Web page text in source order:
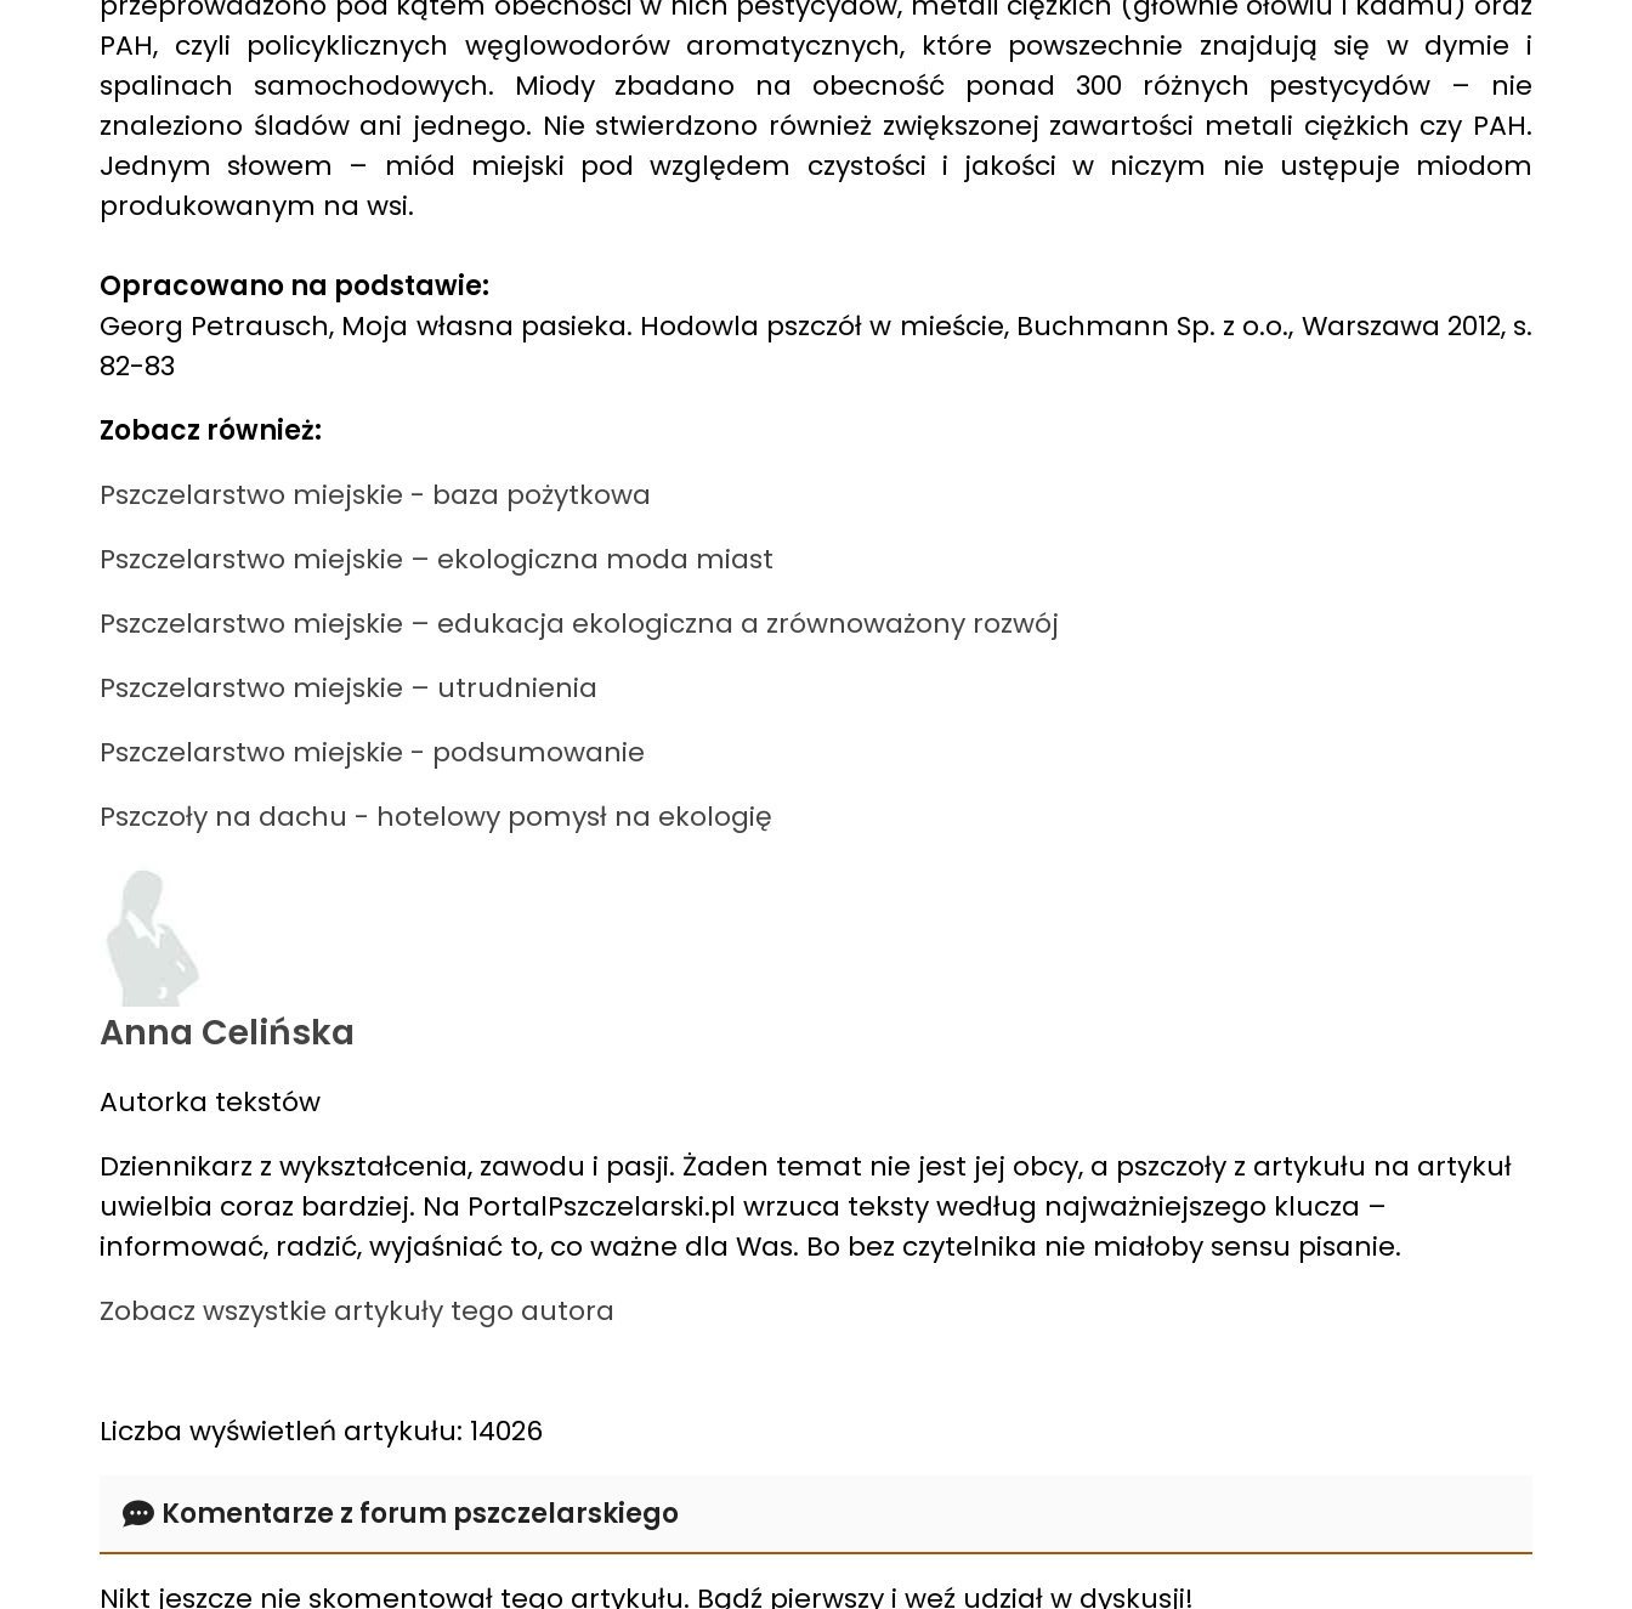
PAH, czyli policyklicznych węglowodorów aromatycznych, które powszechnie znajdują się w dymie i
spalinach samochodowych. Miody zbadano na obecność ponad 300 różnych pestycydów – nie
znaleziono śladów ani jednego. Nie stwierdzono również zwiększonej zawartości metali ciężkich czy PAH.
Jednym słowem – miód miejski pod względem czystości i jakości w niczym nie ustępuje miodom
produkowanym na wsi.
Opracowano na podstawie:
Georg Petrausch, Moja własna pasieka. Hodowla pszczół w mieście, Buchmann Sp. z o.o., Warszawa 2012, s.
82-83
Zobacz również:
Pszczelarstwo miejskie - baza pożytkowa
Pszczelarstwo miejskie – ekologiczna moda miast
Pszczelarstwo miejskie – edukacja ekologiczna a zrównoważony rozwój
Pszczelarstwo miejskie – utrudnienia
Pszczelarstwo miejskie - podsumowanie
Pszczoły na dachu - hotelowy pomysł na ekologię
Anna Celińska
Autorka tekstów
Dziennikarz z wykształcenia, zawodu i pasji. Żaden temat nie jest jej obcy, a pszczoły z artykułu na artykuł
uwielbia coraz bardziej. Na PortalPszczelarski.pl wrzuca teksty według najważniejszego klucza –
informować, radzić, wyjaśniać to, co ważne dla Was. Bo bez czytelnika nie miałoby sensu pisanie.
Zobacz wszystkie artykuły tego autora
Liczba wyświetleń artykułu: 14026
Komentarze z forum pszczelarskiego
Nikt jeszcze nie skomentował tego artykułu. Bądź pierwszy i weź udział w dyskusji!